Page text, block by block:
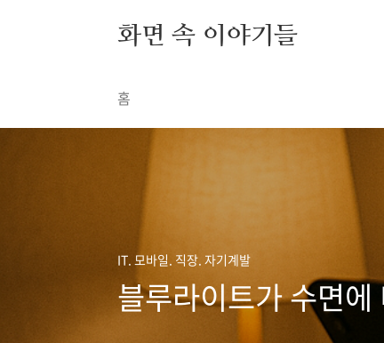
화면 속 이야기들
홈
IT. 모바일. 직장. 자기계발
블루라이트가 수면